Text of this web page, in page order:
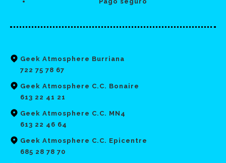
Geek Atmosphere Burriana
722 75 78 67
Geek Atmosphere C.C. Bonaire
613 22 41 21
Geek Atmosphere C.C. MN4
613 22 46 64
Geek Atmosphere C.C. Epicentre
685 28 78 70